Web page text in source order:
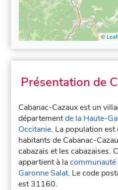
©
Présentation de
Cabanac-Cazaux est un
départementde la Haute-
Occitanie. La population
habitants de Cabanac-
cabazais et les cabazaises.
appartient à la
Garonne Salat. Le code
est 31160.